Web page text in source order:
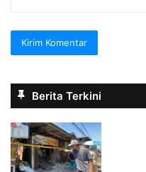
Berita Terkini